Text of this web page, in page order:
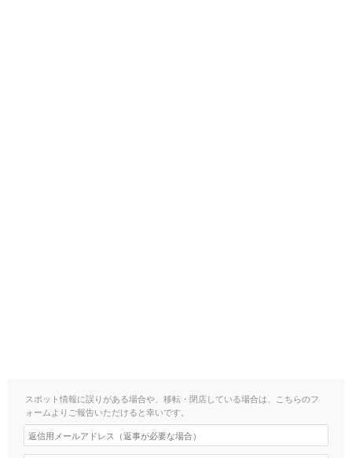
スポット情報に誤りがある場合や、移転・閉店している場合は、こちらのフ
ォームよりご報告いただけると幸いです。